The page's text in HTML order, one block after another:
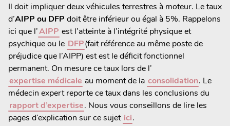
Il doit impliquer deux véhicules terrestres à moteur. Le taux
d’AIPP ou DFP doit être inférieur ou égal à 5%. Rappelons
ici que l’AIPP est l’atteinte à l’intégrité physique et
psychique ou le DFP(fait référence au même poste de
préjudice que l’AIPP) est est le déficit fonctionnel
permanent. On mesure ce taux lors de l’
expertise médicale au moment de la consolidation. Le
médecin expert reporte ce taux dans les conclusions du
rapport d’expertise. Nous vous conseillons de lire les
pages d’explication sur ce sujet ici.